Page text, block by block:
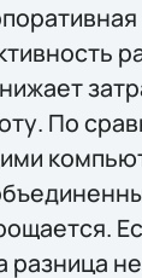
По
разница